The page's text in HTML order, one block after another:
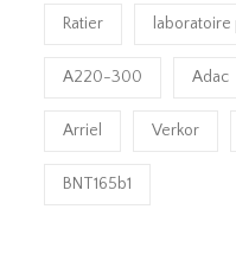
Ratier laboratoire
A220-300 Adac
Arriel Verkor
BNT165b1